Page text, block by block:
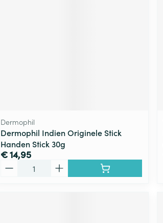
Dermophil
Dermophil Indien Originele Stick
Handen Stick 30g
€ 14,95